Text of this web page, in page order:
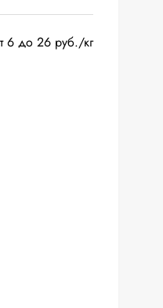
6 до 26 руб./кг